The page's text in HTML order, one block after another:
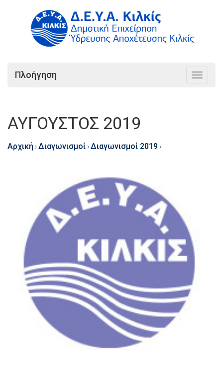
Toggle
Πλοήγηση
ΑΥΓΟΥΣΤΟΣ 2019
Αρχική ›Διαγωνισμοί ›Διαγωνισμοί 2019 ›